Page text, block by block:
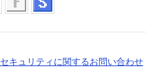
セキュリティに関するお問い合わせ